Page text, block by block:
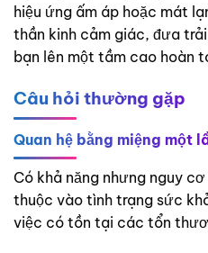
hiệu ứng ấm áp hoặc mát
thần kinh cảm giác, đưa
bạn lên một tầm cao hoàn
Câu hỏi thường gặp
Quan hệ bằng miệng một
Có khả năng nhưng nguy
thuộc vào tình trạng sức
việc có tồn tại các tổn